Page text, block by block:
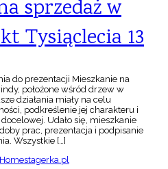
sprzedaż w
Tysiąclecia 13
do prezentacji Mieszkanie na
położone wśród drzew w
działania miały na celu
podkreślenie jej charakteru i
Udało się, mieszkanie
prac, prezentacja i podpisanie
Wszystkie […]